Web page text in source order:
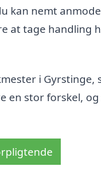
kan nemt
at tage
i
en stor forskel,